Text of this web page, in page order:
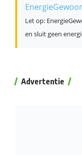
Let op:
en sluit geen
Advertentie